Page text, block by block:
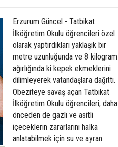
Erzurum Güncel - Tatbikat
İlköğretim Okulu öğrencileri özel
olarak yaptırdıkları yaklaşık bir
metre uzunluğunda ve 8 kilogram
ağırlığında ki kepek ekmeklerini
dilimleyerek vatandaşlara dağıttı.
Obeziteye savaş açan Tatbikat
İlköğretim Okulu öğrencileri, daha
önceden de gazlı ve asitli
içeceklerin zararlarını halka
anlatabilmek için su ve ayran